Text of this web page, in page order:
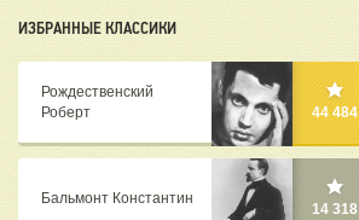
ИЗБРАННЫЕ КЛАССИКИ
Рождественский
Роберт
44 484
Бальмонт Константин
14 318